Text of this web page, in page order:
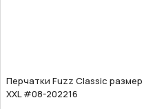
Перчатки Fuzz Classic размер
XXL #08-202216